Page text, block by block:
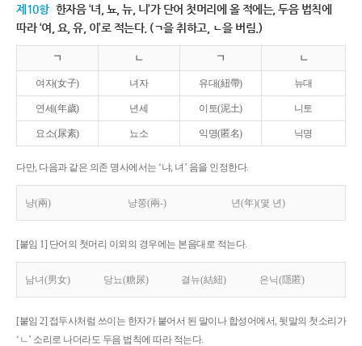
제10항 한자음 ‘녀, 뇨, 뉴, 니’가 단어 첫머리에 올 적에는, 두음 법칙에
따라 ‘여, 요, 유, 이’로 적는다. (ㄱ을 취하고, ㄴ을 버림.)
ㄱ ㄴ ㄱ ㄴ
여자(女子) 녀자 유대(紐帶) 뉴대
연세(年歲) 년세 이토(泥土) 니토
요소(尿素) 뇨소 익명(匿名) 닉명
다만, 다음과 같은 의존 명사에서는 ‘냐, 녀’ 음을 인정한다.
냥(兩) 냥쭝(兩-) 년(年)(몇 년)
[붙임 1] 단어의 첫머리 이외의 경우에는 본음대로 적는다.
남녀(男女) 당뇨(糖尿) 결뉴(結紐) 은닉(隱匿)
[붙임 2] 접두사처럼 쓰이는 한자가 붙어서 된 말이나 합성어에서, 뒷말의 첫소리가
‘ㄴ’ 소리로 나더라도 두음 법칙에 따라 적는다.